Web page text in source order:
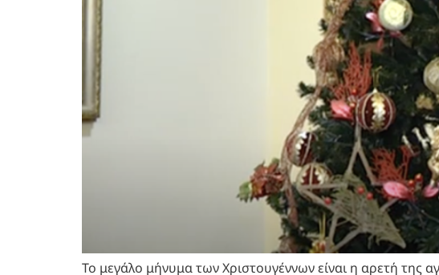
Το μεγάλο μήνυμα των Χριστουγέννων είναι η αρετή της